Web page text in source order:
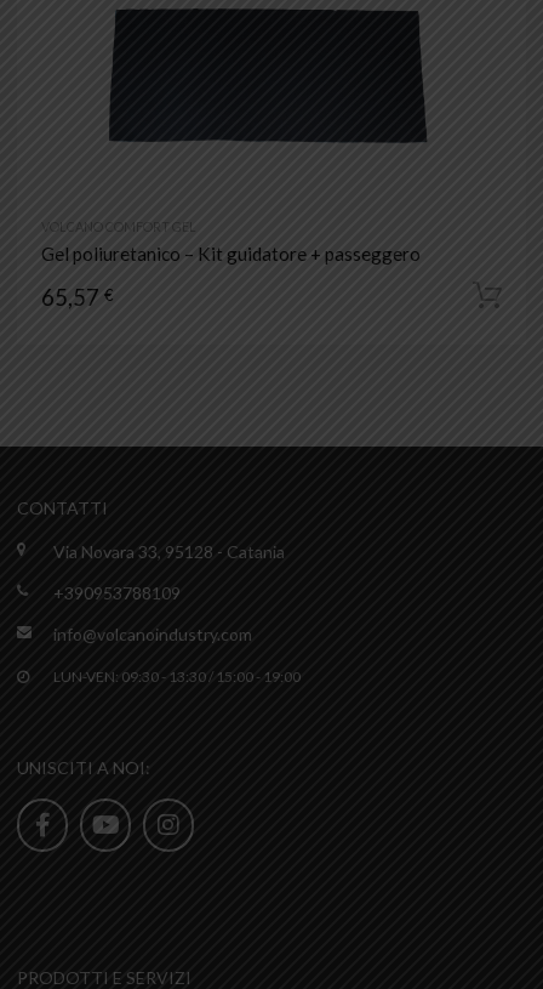
VOLCANO COMFORT GEL
Gel poliuretanico – Kit guidatore + passeggero
65,57 €
CONTATTI
Via Novara 33, 95128 - Catania
+390953788109
info@volcanoindustry.com
LUN-VEN: 09:30 - 13:30 / 15:00 - 19:00
UNISCITI A NOI:
PRODOTTI E SERVIZI